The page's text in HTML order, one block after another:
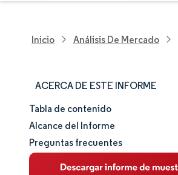
Inicio Análisis De Mercado
ACERCA DE ESTE INFORME
Tamaño y cuota de mercado
Análisis de mercado
Tabla de contenido
Alcance del Informe
Preguntas frecuentes